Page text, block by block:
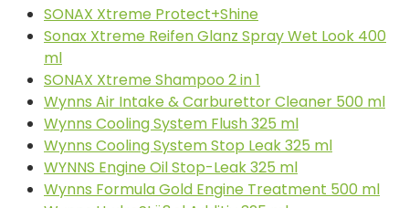
SONAX Xtreme Protect+Shine
Sonax Xtreme Reifen Glanz Spray Wet Look 400
ml
SONAX Xtreme Shampoo 2 in 1
Wynns Air Intake & Carburettor Cleaner 500 ml
Wynns Cooling System Flush 325 ml
Wynns Cooling System Stop Leak 325 ml
WYNNS Engine Oil Stop-Leak 325 ml
Wynns Formula Gold Engine Treatment 500 ml